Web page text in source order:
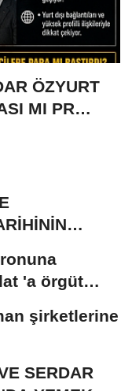
ÖZYURT
MI PR
'a örgüt
şirketlerine
SERDAR